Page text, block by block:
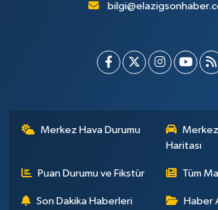
Merkez Hava Durumu
Haritası
Puan Durumu ve Fikstür Tüm
Son Dakika Haberleri Haber